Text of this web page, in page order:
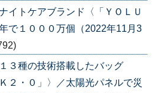
イトケアブランド〈「ＹＯＬＵ
で１０００万個（2022年11月3
３種の技術搭載したバッグ
２・０」〉／太陽光パネルで災